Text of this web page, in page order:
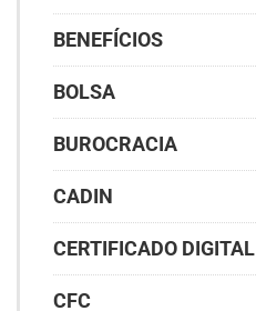
BENEFÍCIOS
BOLSA
BUROCRACIA
CADIN
CERTIFICADO DIGITAL
CFC